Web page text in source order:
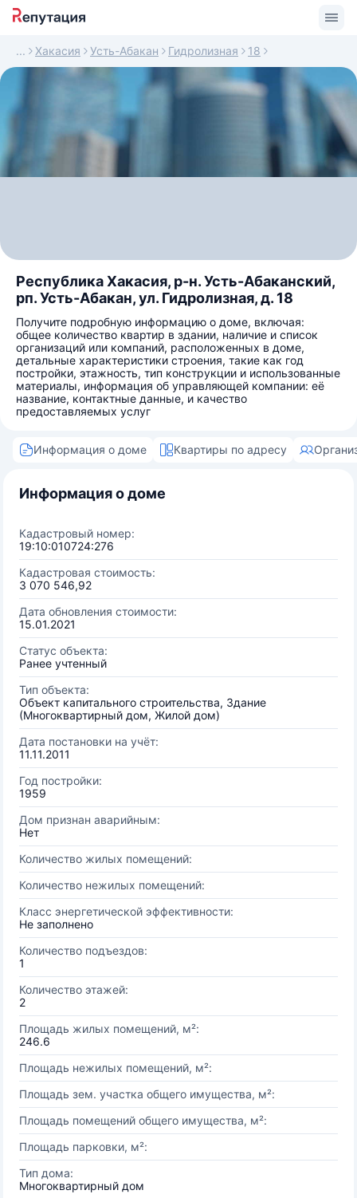
Хакасия Усть-Абакан Гидролизная 18
Республика Хакасия, р-н. Усть-Абаканский,
рп. Усть-Абакан, ул. Гидролизная, д. 18
Получите подробную информацию о доме, включая:
общее количество квартир в здании, наличие и список
организаций или компаний, расположенных в доме,
детальные характеристики строения, такие как год
постройки, этажность, тип конструкции и использованные
материалы, информация об управляющей компании: её
название, контактные данные, и качество
предоставляемых услуг
Информация о доме Квартиры по адресу
Информация о доме
Кадастровый номер:
19:10:010724:276
Кадастровая стоимость:
3 070 546,92
Дата обновления стоимости:
15.01.2021
Статус объекта:
Ранее учтенный
Тип объекта:
Объект капитального строительства, Здание
(Многоквартирный дом, Жилой дом)
Дата постановки на учёт:
11.11.2011
Год постройки:
1959
Дом признан аварийным:
Нет
Количество жилых помещений:
Количество нежилых помещений:
Класс энергетической эффективности:
Не заполнено
Количество подъездов:
1
Количество этажей:
2
Площадь жилых помещений, м²:
246.6
Площадь нежилых помещений, м²:
Площадь зем. участка общего имущества, м²:
Площадь помещений общего имущества, м²:
Площадь парковки, м²:
Тип дома:
Многоквартирный дом